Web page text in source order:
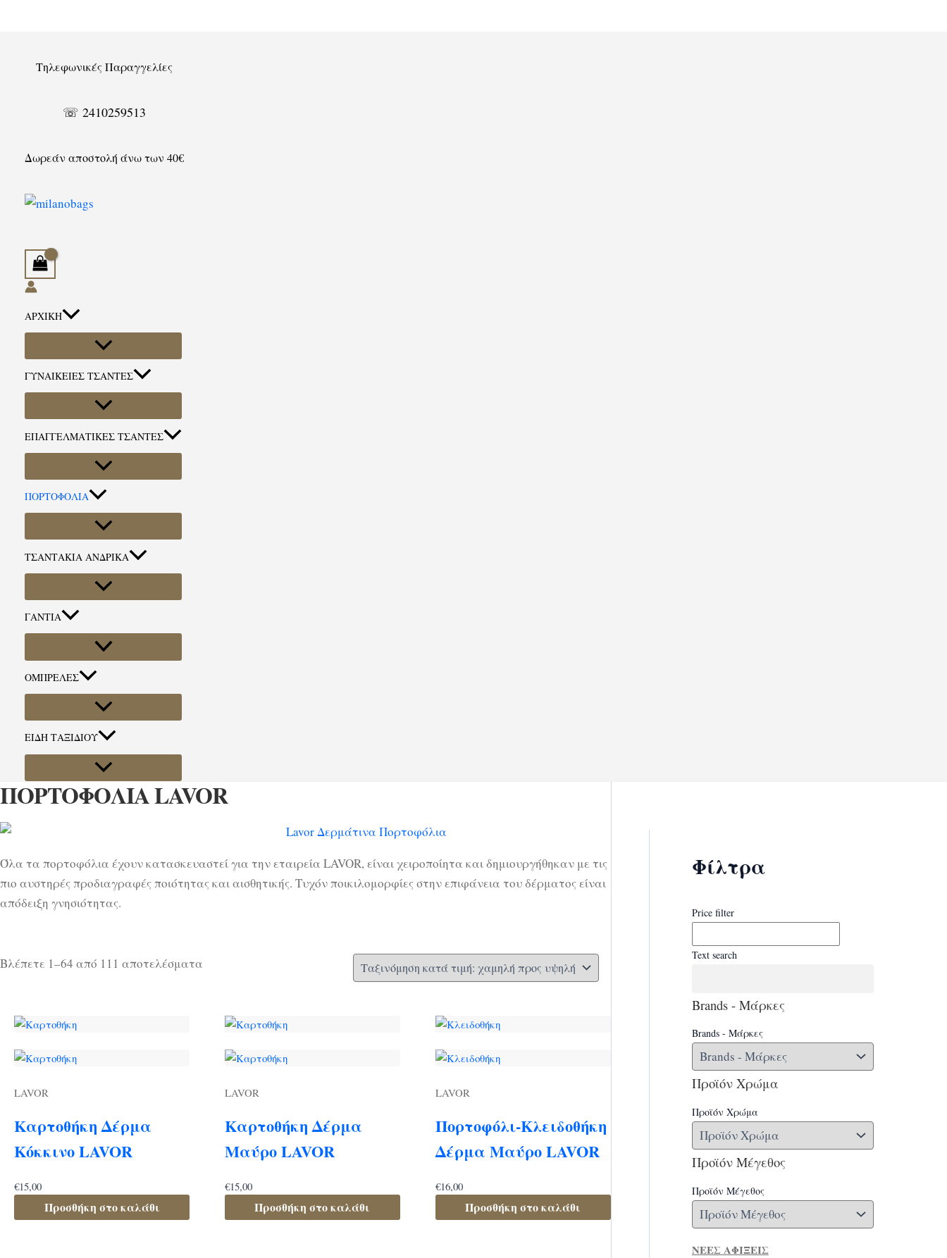
Τηλεφωνικές Παραγγελίες
☏ 2410259513
Δωρεάν αποστολή άνω των 40€
ΑΡΧΙΚΗ
ΓΥΝΑΙΚΕΙΕΣ ΤΣΑΝΤΕΣ
ΕΠΑΓΓΕΛΜΑΤΙΚΕΣ ΤΣΑΝΤΕΣ
ΠΟΡΤΟΦΟΛΙΑ
ΤΣΑΝΤΑΚΙΑ ΑΝΔΡΙΚΑ
ΓΑΝΤΙΑ
ΟΜΠΡΕΛΕΣ
ΕΙΔΗ ΤΑΞΙΔΙΟΥ
ΠΟΡΤΟΦΟΛΙΑ LAVOR
Όλα τα πορτοφόλια έχουν κατασκευαστεί για την εταιρεία LAVOR, είναι χειροποίητα και δημιουργήθηκαν με τις
πιο αυστηρές προδιαγραφές ποιότητας και αισθητικής. Τυχόν ποικιλομορφίες στην επιφάνεια του δέρματος είναι
απόδειξη γνησιότητας.
Price filter
Brands - Μάρκες
Brands - Μάρκες
Προϊόν Χρώμα
Προϊόν Χρώμα
Προϊόν Μέγεθος
Βλέπετε 1–64 από 111 αποτελέσματα
LAVOR
Καρτοθήκη Δέρμα
Κόκκινο LAVOR
€15,00
Προσθήκη στο καλάθι
LAVOR
Καρτοθήκη Δέρμα
Μαύρο LAVOR
€15,00
Προσθήκη στο καλάθι
LAVOR
Πορτοφόλι-Κλειδοθήκη
Δέρμα Μαύρο LAVOR
€16,00
Προσθήκη στο καλάθι
Φίλτρα
Price filter
Text search
Brands - Μάρκες
Brands - Μάρκες
Προϊόν Χρώμα
Προϊόν Χρώμα
Προϊόν Μέγεθος
Προϊόν Μέγεθος
ΝΕΕΣ ΑΦΙΞΕΙΣ